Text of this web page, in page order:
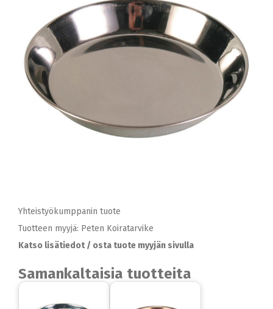
Yhteistyökumppanin tuote
Tuotteen myyjä: Peten Koiratarvike
Katso lisätiedot / osta tuote myyjän sivulla
Samankaltaisia tuotteita